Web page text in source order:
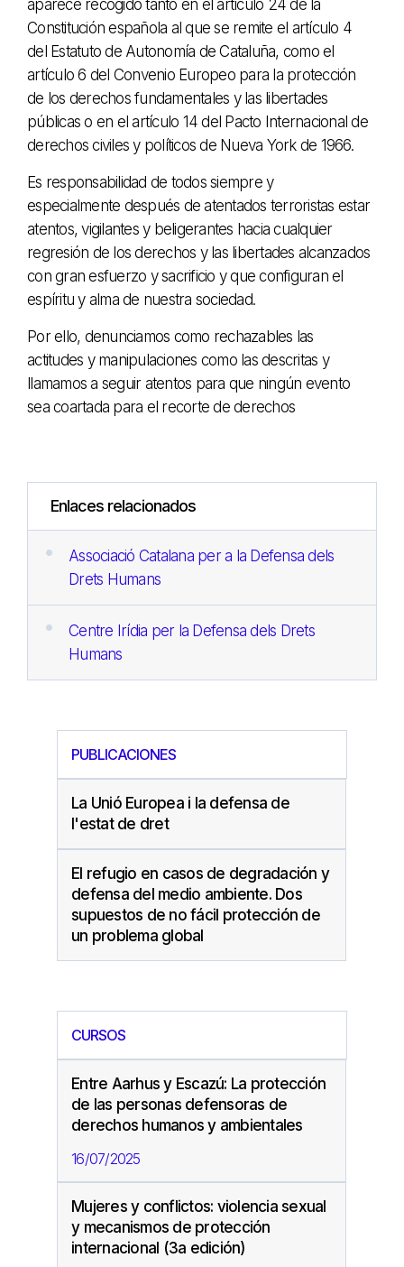
aparece recogido tanto en el artículo 24 de la
Constitución española al que se remite el artículo 4
del Estatuto de Autonomía de Cataluña, como el
artículo 6 del Convenio Europeo para la protección
de los derechos fundamentales y las libertades
públicas o en el artículo 14 del Pacto Internacional de
derechos civiles y políticos de Nueva York de 1966.
Es responsabilidad de todos siempre y
especialmente después de atentados terroristas estar
atentos, vigilantes y beligerantes hacia cualquier
regresión de los derechos y las libertades alcanzados
con gran esfuerzo y sacrificio y que configuran el
espíritu y alma de nuestra sociedad.
Por ello, denunciamos como rechazables las
actitudes y manipulaciones como las descritas y
llamamos a seguir atentos para que ningún evento
sea coartada para el recorte de derechos
Enlaces relacionados
Associació Catalana per a la Defensa dels
Drets Humans
Centre Irídia per la Defensa dels Drets
Humans
PUBLICACIONES
La Unió Europea i la defensa de
l'estat de dret
El refugio en casos de degradación y
defensa del medio ambiente. Dos
supuestos de no fácil protección de
un problema global
CURSOS
Entre Aarhus y Escazú: La protección
de las personas defensoras de
derechos humanos y ambientales
16/07/2025
Mujeres y conflictos: violencia sexual
y mecanismos de protección
internacional (3a edición)